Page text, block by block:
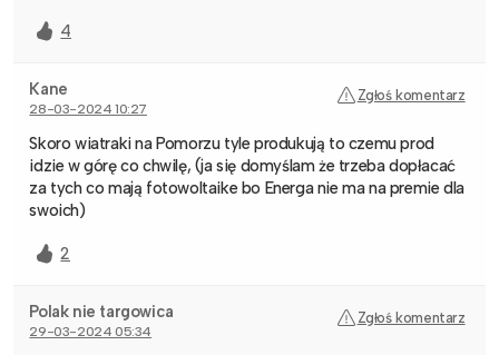
4
Kane
28-03-2024 10:27
Zgłoś komentarz
Skoro wiatraki na Pomorzu tyle produkują to czemu prod
idzie w górę co chwilę, (ja się domyślam że trzeba dopłacać
za tych co mają fotowoltaike bo Energa nie ma na premie dla
swoich)
2
Polak nie targowica
29-03-2024 05:34
Zgłoś komentarz